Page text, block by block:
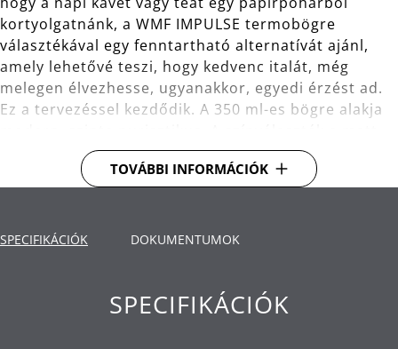
kortyolgatnánk, a WMF IMPULSE termobögre
választékával egy fenntartható alternatívát ajánl,
amely lehetővé teszi, hogy kedvenc italát, még
melegen élvezhesse, ugyanakkor, egyedi érzést ad.
Ez a tervezéssel kezdődik. A 350 ml-es bögre alakja
antracittól a feketéig, a rozsdamentes acéltól a
vintage rézig terjed. Ezenkívül az okos, 360 ° -os
tulajdonsága: a dupla falú szigetelt rozsdamentes
TOVÁBBI INFORMÁCIÓK
SPECIFIKÁCIÓK DOKUMENTUMOK
SPECIFIKÁCIÓK